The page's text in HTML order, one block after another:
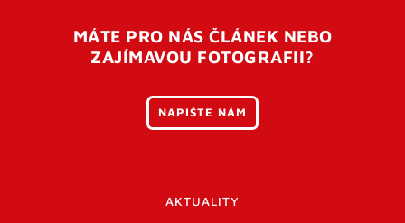
MÁTE PRO NÁS ČLÁNEK NEBO
ZAJÍMAVOU FOTOGRAFII?
NAPIŠTE NÁM
AKTUALITY